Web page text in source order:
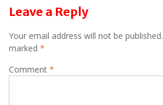
Leave a Reply
Your email address will not be published.
marked *
Comment *